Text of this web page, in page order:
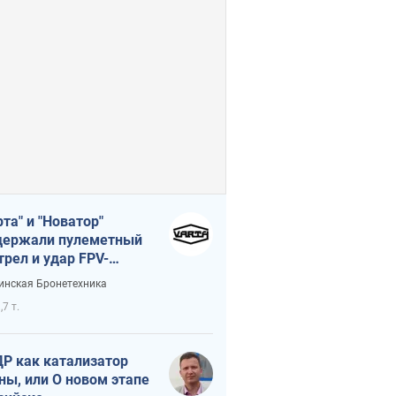
и "Новатор"
пулеметный
и удар FPV-
сохранив жизнь
Бронетехника
т.
как катализатор
или О новом этапе